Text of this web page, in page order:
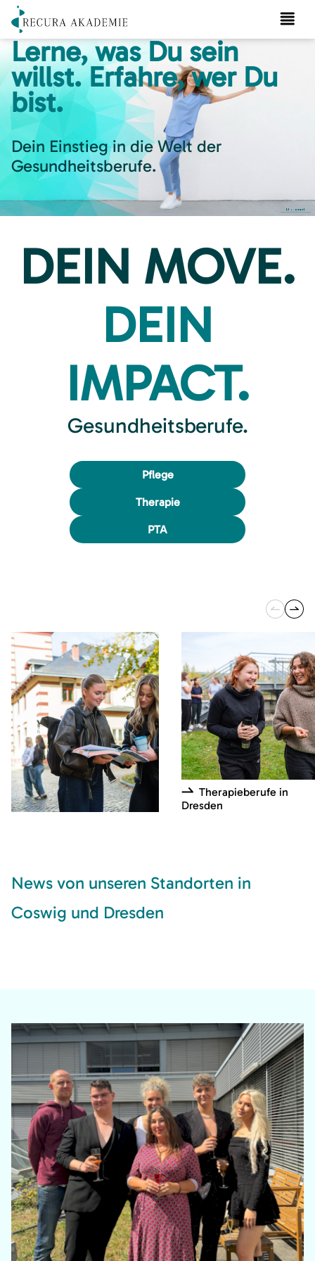
Ausbildungsangebote
Coswig
Dresden
Studium
Fortbildungen
Über uns
Lerne, was Du sein
willst. Erfahre, wer Du
bist.
Dein Einstieg in die Welt der
Gesundheitsberufe.
DEIN MOVE.
DEIN
IMPACT.
Gesundheitsberufe.
Pflege
Therapie
PTA
Therapieberufe in
Dresden
News von unseren Standorten in
Coswig und Dresden